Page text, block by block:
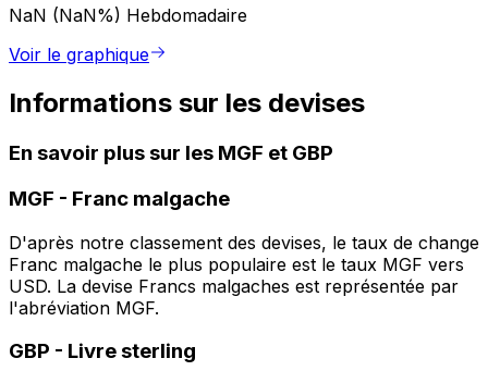
NaN (NaN%) Hebdomadaire
Voir le graphique
Informations sur les devises
En savoir plus sur les MGF et GBP
MGF - Franc malgache
D'après notre classement des devises, le taux de change
Franc malgache le plus populaire est le taux MGF vers
USD. La devise Francs malgaches est représentée par
l'abréviation MGF.
GBP - Livre sterling